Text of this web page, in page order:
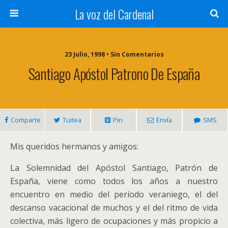
La voz del Cardenal
23 Julio, 1998 • Sin Comentarios
Santiago Apóstol Patrono De España
Comparte Tuitea Pin Envía SMS
Mis queridos hermanos y amigos:
La Solemnidad del Apóstol Santiago, Patrón de
España, viene como todos los años a nuestro
encuentro en medio del período veraniego, el del
descanso vacacional de muchos y el del ritmo de vida
colectiva, más ligero de ocupaciones y más propicio a